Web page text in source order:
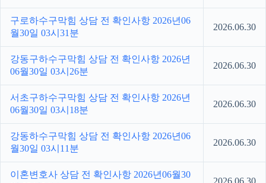
구로하수구막힘 상담 전 확인사항 2026년06
월30일 03시31분
2026.06.30
강동구하수구막힘 상담 전 확인사항 2026년
06월30일 03시26분
2026.06.30
서초구하수구막힘 상담 전 확인사항 2026년
06월30일 03시18분
2026.06.30
강동하수구막힘 상담 전 확인사항 2026년06
월30일 03시11분
2026.06.30
이혼변호사 상담 전 확인사항 2026년06월30
2026.06.30